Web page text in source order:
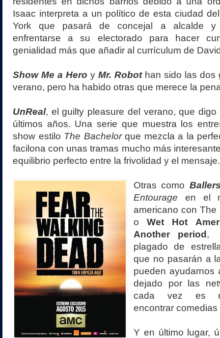
Isaac interpreta a un político de esta ciudad
York que pasará de concejal a alcalde
enfrentarse a su electorado para hacer
genialidad más que añadir al currículum de
Show Me a Hero y Mr. Robothan sido las dos
verano, pero ha habido otras que merece la
UnReal, el guilty pleasure del verano, que
últimos años. Una serie que muestra los
show estilo The Bachelorque mezcla a la
facilona con unas tramas mucho más
equilibrio perfecto entre la frivolidad y el
Otras como
Entourage en el
americano con
oWet Hot
Another period,
plagado de
que no pasarán a
pueden ayudarnos
dejado por las
cada vez es
encontrar
Y en último lugar,